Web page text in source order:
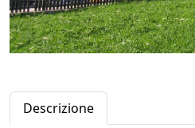
Descrizione